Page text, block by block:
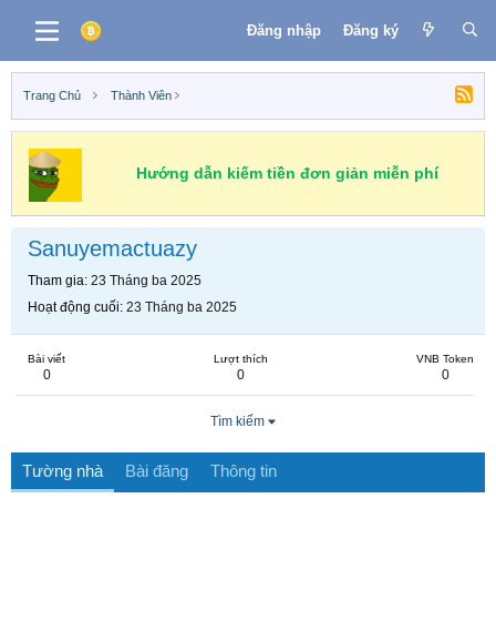
Đăng nhập Đăng ký
Trang Chủ Thành Viên
Hướng dẫn kiếm tiền đơn giản miễn phí
Sanuyemactuazy
Tham gia 23 Tháng ba 2025
Hoạt động cuối 23 Tháng ba 2025
Bài viết
0
Lượt thích
0
VNB Token
0
Tìm kiếm
Tường nhà Bài đăng Thông tin